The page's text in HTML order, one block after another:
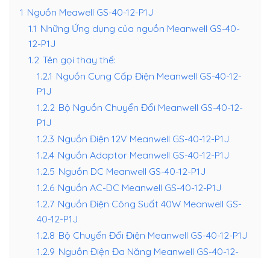
1 Nguồn Meawell GS-40-12-P1J
1.1 Những Ứng dụng của nguồn Meanwell GS-40-
12-P1J
1.2 Tên gọi thay thế:
1.2.1 Nguồn Cung Cấp Điện Meanwell GS-40-12-
P1J
1.2.2 Bộ Nguồn Chuyển Đổi Meanwell GS-40-12-
P1J
1.2.3 Nguồn Điện 12V Meanwell GS-40-12-P1J
1.2.4 Nguồn Adaptor Meanwell GS-40-12-P1J
1.2.5 Nguồn DC Meanwell GS-40-12-P1J
1.2.6 Nguồn AC-DC Meanwell GS-40-12-P1J
1.2.7 Nguồn Điện Công Suất 40W Meanwell GS-
40-12-P1J
1.2.8 Bộ Chuyển Đổi Điện Meanwell GS-40-12-P1J
1.2.9 Nguồn Điện Đa Năng Meanwell GS-40-12-